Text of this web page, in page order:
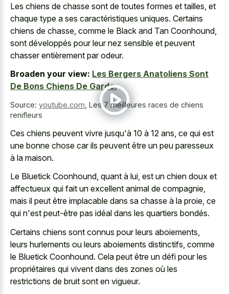
Les chiens de chasse sont de toutes formes et tailles, et
chaque type a ses caractéristiques uniques. Certains
chiens de chasse, comme le Black and Tan Coonhound,
sont développés pour leur nez sensible et peuvent
chasser entièrement par odeur.
Broaden your view: Les Bergers Anatoliens Sont
De Bons Chiens De Garde.
Source: youtube.com Les 7 meilleures races de chiens
renifleurs
Ces chiens peuvent vivre jusqu'à 10 à 12 ans, ce qui est
une bonne chose car ils peuvent être un peu paresseux
à la maison.
Le Bluetick Coonhound, quant à lui, est un chien doux et
affectueux qui fait un excellent animal de compagnie,
mais il peut être implacable dans sa chasse à la proie, ce
qui n'est peut-être pas idéal dans les quartiers bondés.
Certains chiens sont connus pour leurs aboiements,
leurs hurlements ou leurs aboiements distinctifs, comme
le Bluetick Coonhound. Cela peut être un défi pour les
propriétaires qui vivent dans des zones où les
restrictions de bruit sont en vigueur.